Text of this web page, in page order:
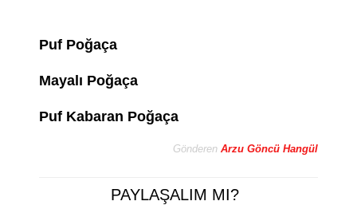
Puf Poğaça
Mayalı Poğaça
Puf Kabaran Poğaça
Gönderen Arzu Göncü Hangül
PAYLAŞALIM MI?